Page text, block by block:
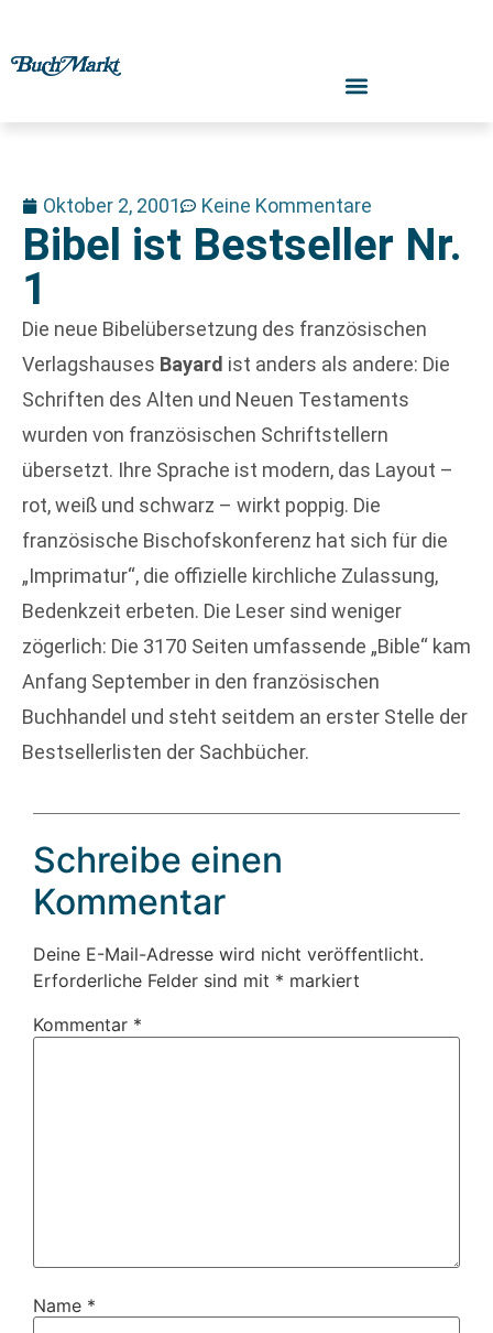
Oktober 2, 2001 Keine Kommentare
Bibel ist Bestseller Nr.
1
Die neue Bibelübersetzung des französischen
Verlagshauses Bayard ist anders als andere: Die
Schriften des Alten und Neuen Testaments
wurden von französischen Schriftstellern
übersetzt. Ihre Sprache ist modern, das Layout –
rot, weiß und schwarz – wirkt poppig. Die
französische Bischofskonferenz hat sich für die
„Imprimatur“, die offizielle kirchliche Zulassung,
Bedenkzeit erbeten. Die Leser sind weniger
zögerlich: Die 3170 Seiten umfassende „Bible“ kam
Anfang September in den französischen
Buchhandel und steht seitdem an erster Stelle der
Bestsellerlisten der Sachbücher.
Schreibe einen
Kommentar
Deine E-Mail-Adresse wird nicht veröffentlicht.
Erforderliche Felder sind mit * markiert
Kommentar *
Name *